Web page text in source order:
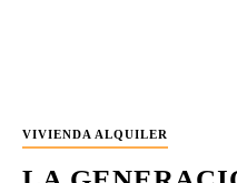
VIVIENDA ALQUILER